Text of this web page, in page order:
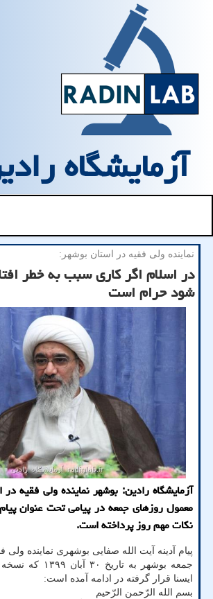
آزمایشگاه
نماینده ولی فقیه در استان بوشهر:
در اسلام اگر كاری سبب به خطر
شود حرام است
آزمایشگاه رادین: بوشهر نماینده ولی فقیه
معمول روزهای جمعه در پیامی تحت عنوان
نكات مهم روز پرداخته است.
پیام آدینه آیت الله صفایی بوشهری نماینده ولی
جمعه بوشهر به
ایسنا قرار گرفته در ادامه آمده است:
بسم الله الرّحمن الرّحیم